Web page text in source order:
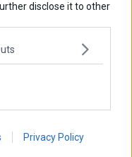
disclose it to other
Privacy Policy
την ψυχή…
βολικές ερμηνείες